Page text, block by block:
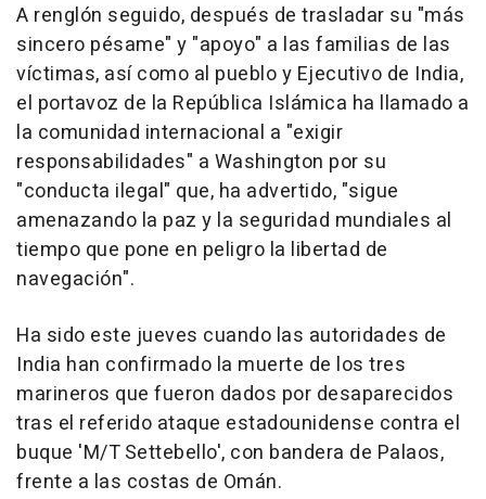
A renglón seguido, después de trasladar su "más
sincero pésame" y "apoyo" a las familias de las
víctimas, así como al pueblo y Ejecutivo de India,
el portavoz de la República Islámica ha llamado a
la comunidad internacional a "exigir
responsabilidades" a Washington por su
"conducta ilegal" que, ha advertido, "sigue
amenazando la paz y la seguridad mundiales al
tiempo que pone en peligro la libertad de
navegación".
Ha sido este jueves cuando las autoridades de
India han confirmado la muerte de los tres
marineros que fueron dados por desaparecidos
tras el referido ataque estadounidense contra el
buque 'M/T Settebello', con bandera de Palaos,
frente a las costas de Omán.